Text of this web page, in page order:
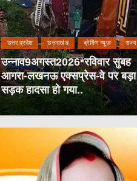
उत्तर प्रदेश उत्तराखंड ब्रेकिंग न्यूज़ राज्य
उन्नाव9अगस्त2026*रविवार सुबह
आगरा-लखनऊ एक्सप्रेस-वे पर बड़ा
सड़क हादसा हो गया..